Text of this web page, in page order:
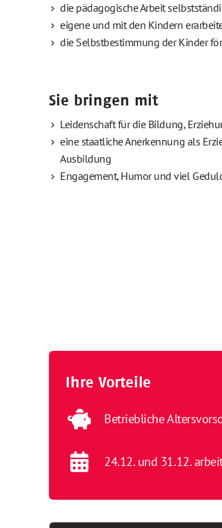
die pädagogische Arbeit
eigene und mit den Kindern
die Selbstbestimmung der Kinder
Sie bringen mit
Leidenschaft für die Bildung,
eine staatliche Anerkennung als
Ausbildung
Engagement, Humor und viel
Ihre Vorteile
Betriebliche
24.12. und 31.12.